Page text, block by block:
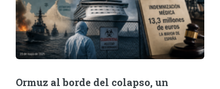
Ormuz al borde del colapso, un